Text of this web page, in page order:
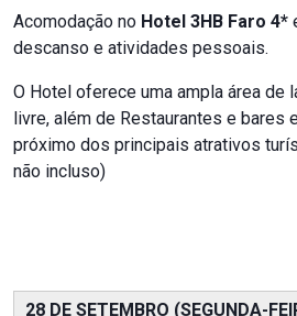
Acomodação no Hotel 3HB Faro 4*
descanso e atividades pessoais.
O Hotel oferece uma ampla área de
livre, além de Restaurantes e bares
próximo dos principais atrativos
não incluso)
28 DE SETEMBRO (SEGUNDA-